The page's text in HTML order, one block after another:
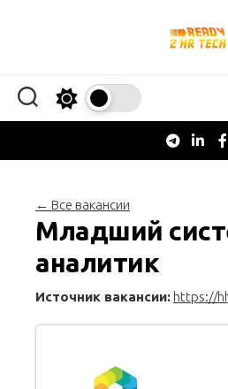
← Все вакансии
Младший
аналитик
Источник вакансии: https://